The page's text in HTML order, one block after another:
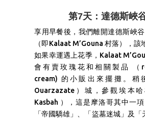
第7天：達德斯峽
享用早餐後，我們離開達德斯峽
（即Kalaat M’Gouna 村落），該
如果幸運遇上花季， Kalaat
會有賣玫瑰花和相關製品
（
cream) 的小販出來擺攤。稍
Ouarzazate）城，參觀埃本
Kasbah ），這是摩洛哥其中一
「帝國驕雄」、「盜墓迷城」及